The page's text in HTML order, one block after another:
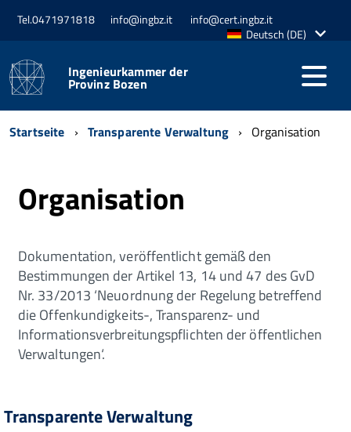
Tel.0471971818 info@ingbz.it
info@cert.ingbz.it
AktiveDeutsch (DE)
Ingenieurkammer der
Provinz Bozen
Startseite Transparente Verwaltung Organisation
Organisation
Dokumentation, veröffentlicht gemäß den
Bestimmungen der Artikel 13, 14 und 47 des GvD
Nr. 33/2013 ‘Neuordnung der Regelung betreffend
die Offenkundigkeits-, Transparenz- und
Informationsverbreitungspflichten der öffentlichen
Verwaltungen‘.
Transparente Verwaltung